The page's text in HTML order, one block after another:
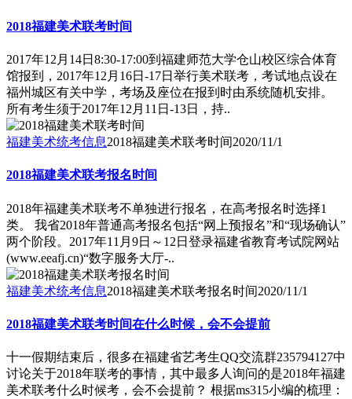
2018福建美术联考时间
2017年12月14日8:30-17:00到福建师范大学仓山校区综合体育
馆报到，2017年12月16日-17日举行美术联考，考试地点设在
福州城区有关中学，考场及座位在报到时由系统随机安排。
所有考生须于2017年12月11日-13日，持..
福建美术统考信息2018福建美术联考时间2020/11/1
2018福建美术联考报名时间
2018年福建美术联考不单独进行报名，在高考报名时选择1
类。 我省2018年普通高考报名包括“网上预报名”和“现场确认”
两个阶段。2017年11月9日～12日登录福建省教育考试院网站
(www.eeafj.cn)“数字服务大厅-..
福建美术统考信息2018福建美术联考报名时间2020/11/1
2018福建美术联考时间在什么时候，会不会提前
十一假期结束后，很多在福建省艺考生QQ交流群235794127中
讨论关于2018年联考的事情，其中最多人询问的是2018年福建
美术联考什么时候考，会不会提前？ 根据ms315小编的梳理：